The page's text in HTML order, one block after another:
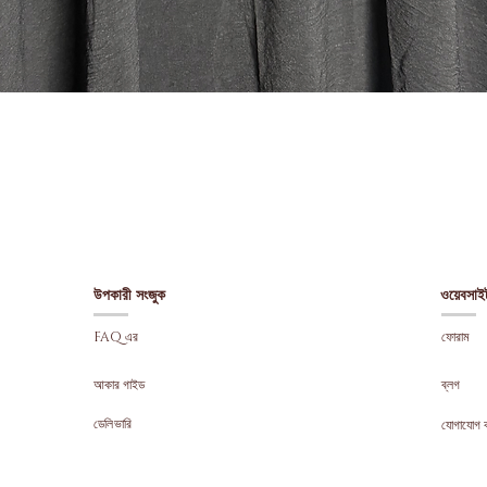
উপকারী সংজুক
FAQ এর
আকার গাইড
ডেলিভারি
ফোরাম
ব্লগ
যোগাযোগ